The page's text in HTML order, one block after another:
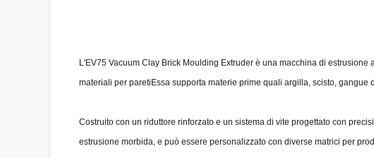
L'EV75 Vacuum Clay Brick Moulding Extruder è una macchina di
materiali per paretiEssa supporta materie prime quali argilla, scisto,
Costruito con un riduttore rinforzato e un sistema di vite progettato con
estrusione morbida, e può essere personalizzato con diverse matrici per